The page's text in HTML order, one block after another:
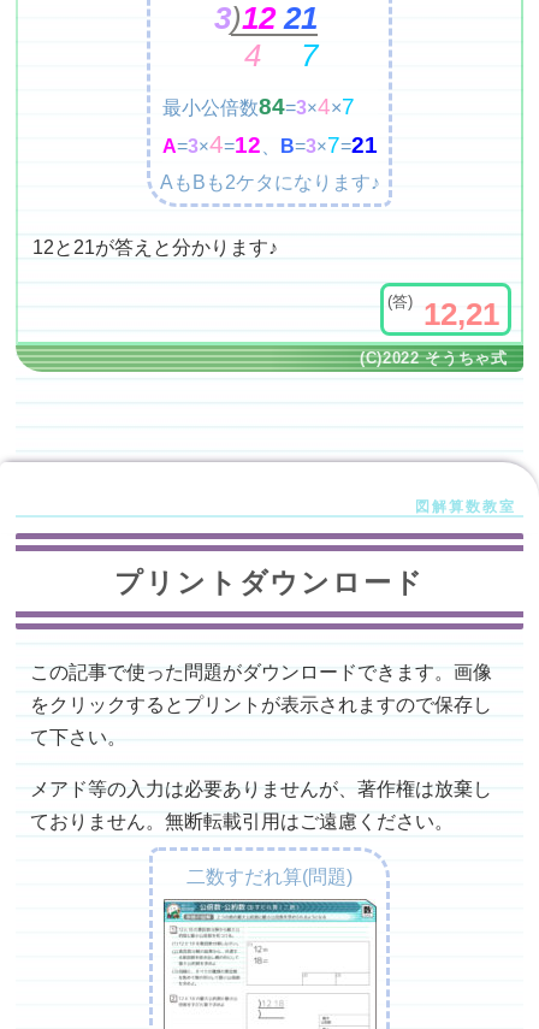
3)12 21
4
7
最小公倍数84=3×4×7
A=3×4=12 B=3×7=21
AもBも2ケタになります♪
12と21が答えと分かります♪
12,21
プリントダウンロード
この記事で使った問題がダウンロードできます。画像
をクリックするとプリントが表示されますので保存し
て下さい。
メアド等の入力は必要ありませんが、著作権は放棄し
ておりません。無断転載引用はご遠慮ください。
二数すだれ算(問題)